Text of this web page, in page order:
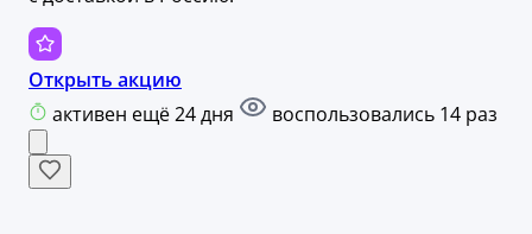
Открыть акцию
активен ещё 24 дня
воспользовались 14 раз